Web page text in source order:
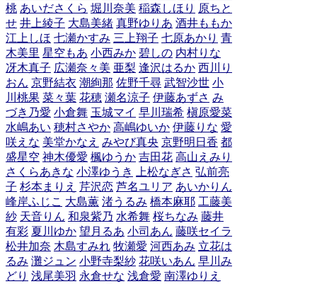
桃 あいださくら 堀川奈美 稲森しほり 原ちと
せ 井上綾子 大島美緒 真野ゆりあ 酒井ももか
江上しほ 七瀬かすみ 三上翔子 七原あかり 青
木美里 星空もあ 小西みか 碧しの 内村りな
冴木真子 広瀬奈々美 亜梨 逢沢はるか 西川り
おん 京野結衣 潮絢那 佐野千尋 武智沙世 小
川桃果 菜々葉 花穂 瀬名涼子 伊藤あずさ み
づき乃愛 小倉舞 玉城マイ 早川瑞希 槇原愛菜
水嶋あい 穂村さやか 高嶋ゆいか 伊藤りな 愛
咲えな 美堂かなえ みやび真央 京野明日香 都
盛星空 神木優愛 楓ゆうか 吉田花 高山えみり
さくらあきな 小澤ゆうき 上松なぎさ 弘前亮
子 杉本まりえ 芹沢恋 芦名ユリア あいかりん
峰岸ふじこ 大島薫 渚うるみ 橋本麻耶 工藤美
紗 天音りん 和泉紫乃 水希舞 桜ちなみ 藤井
有彩 夏川ゆか 望月るあ 小司あん 藤咲セイラ
松井加奈 木島すみれ 牧瀬愛 河西あみ 立花は
るみ 灘ジュン 小野寺梨紗 花咲いあん 早川み
どり 浅尾美羽 永倉せな 浅倉愛 南澤ゆりえ